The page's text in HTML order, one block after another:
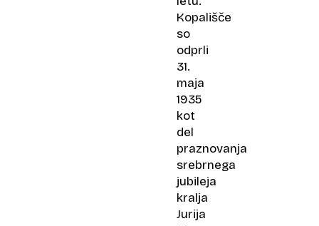
Kopališče
so
odprli
31.
maja
1935
kot
del
praznovanja
srebrnega
jubileja
kralja
Jurija